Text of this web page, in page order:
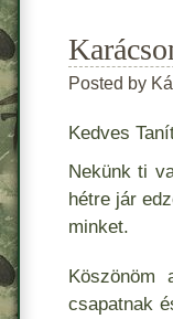
Posted by
Kedves
Nekünk ti
hétre jár
minket.
Köszönöm
csapatnak